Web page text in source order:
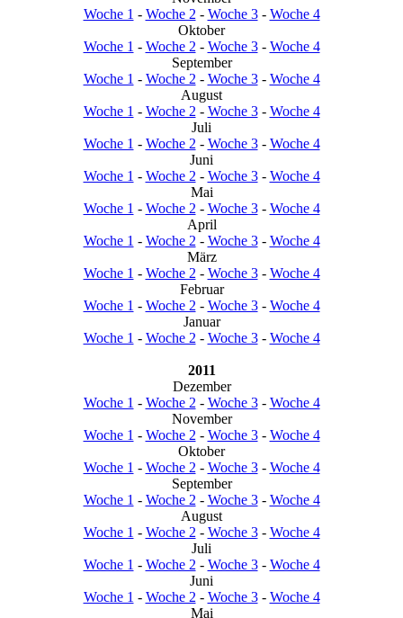
Woche 1 - Woche 2 - Woche 3- Woche 4
Oktober
Woche 1 - Woche 2 - Woche 3- Woche 4
September
Woche 1 - Woche 2 - Woche 3- Woche 4
August
Woche 1 - Woche 2 - Woche 3- Woche 4
Juli
Woche 1 - Woche 2 - Woche 3- Woche 4
Juni
Woche 1 - Woche 2 - Woche 3- Woche 4
Mai
Woche 1 - Woche 2 - Woche 3- Woche 4
April
Woche 1 - Woche 2 - Woche 3- Woche 4
März
Woche 1 - Woche 2 - Woche 3- Woche 4
Februar
Woche 1 - Woche 2 - Woche 3- Woche 4
Januar
Woche 1 - Woche 2 - Woche 3- Woche 4
2011
Dezember
Woche 1 - Woche 2 - Woche 3- Woche 4
November
Woche 1 - Woche 2 - Woche 3- Woche 4
Oktober
Woche 1 - Woche 2 - Woche 3- Woche 4
September
Woche 1 - Woche 2 - Woche 3- Woche 4
August
Woche 1 - Woche 2 - Woche 3- Woche 4
Juli
Woche 1 - Woche 2 - Woche 3- Woche 4
Juni
Woche 1 - Woche 2 - Woche 3- Woche 4
Mai